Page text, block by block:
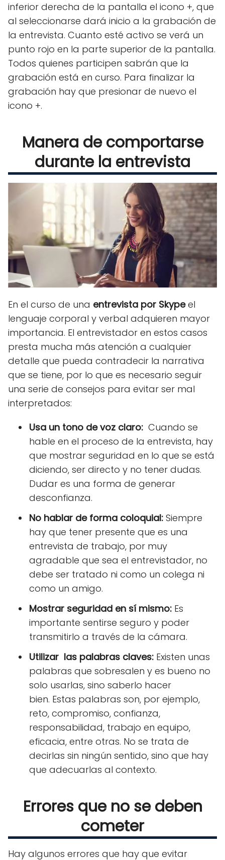
inferior derecha de la pantalla el icono +, que
al seleccionarse dará inicio a la grabación de
la entrevista. Cuanto esté activo se verá un
punto rojo en la parte superior de la pantalla.
Todos quienes participen sabrán que la
grabación está en curso. Para finalizar la
grabación hay que presionar de nuevo el
icono +.
Manera de comportarse
durante la entrevista
En el curso de una entrevista por Skypeel
lenguaje corporal y verbal adquieren mayor
importancia. El entrevistador en estos casos
presta mucha más atención a cualquier
detalle que pueda contradecir la narrativa
que se tiene, por lo que es necesario seguir
una serie de consejos para evitar ser mal
interpretados:
Usa un tono de voz claro: Cuando se
hable en el proceso de la entrevista, hay
que mostrar seguridad en lo que se está
diciendo, ser directo y no tener dudas.
Dudar es una forma de generar
desconfianza.
No hablar de forma coloquial: Siempre
hay que tener presente que es una
entrevista de trabajo, por muy
agradable que sea el entrevistador, no
debe ser tratado ni como un colega ni
como un amigo.
Mostrar seguridad en sí mismo: Es
importante sentirse seguro y poder
transmitirlo a través de la cámara.
Utilizar las palabras claves: Existen unas
palabras que sobresalen y es bueno no
solo usarlas, sino saberlo hacer
bien. Estas palabras son, por ejemplo,
reto, compromiso, confianza,
responsabilidad, trabajo en equipo,
eficacia, entre otras. No se trata de
decirlas sin ningún sentido, sino que hay
que adecuarlas al contexto.
Errores que no se deben
cometer
Hay algunos errores que hay que evitar